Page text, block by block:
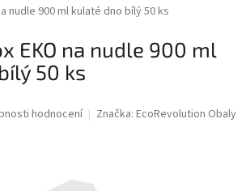
nudle 900 ml kulaté dno bílý 50 ks
EKO na nudle 900 ml
50 ks
hodnocení Značka: EcoRevolution Obaly